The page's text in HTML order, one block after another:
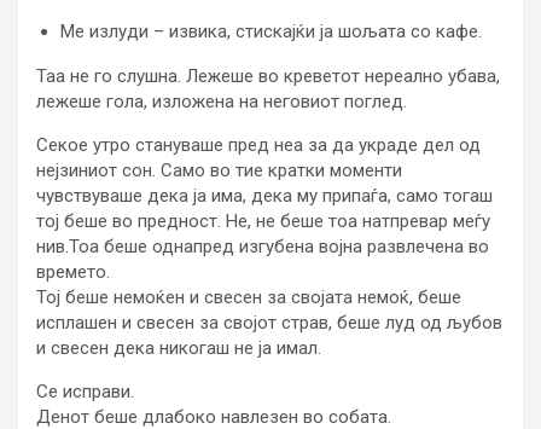
Ме излуди – извика, стискајќи ја шољата со кафе.
Таа не го слушна. Лежеше во креветот нереално убава,
лежеше гола, изложена на неговиот поглед.
Секое утро стануваше пред неа за да украде дел од
нејзиниот сон. Само во тие кратки моменти
чувствуваше дека ја има, дека му припаѓа, само тогаш
тој беше во предност. Не, не беше тоа натпревар меѓу
нив.Тоа беше однапред изгубена војна развлечена во
времето.
Тој беше немоќен и свесен за својата немоќ, беше
исплашен и свесен за својот страв, беше луд од љубов
и свесен дека никогаш не ја имал.
Се исправи.
Денот беше длабоко навлезен во собата.